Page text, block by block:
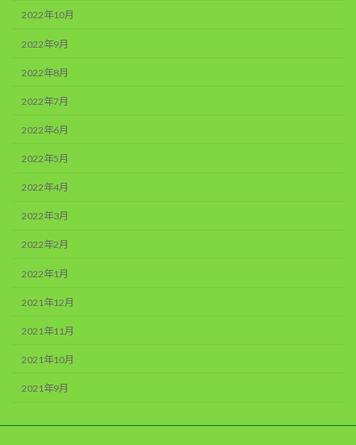
2022年10月
2022年9月
2022年8月
2022年7月
2022年6月
2022年5月
2022年4月
2022年3月
2022年2月
2022年1月
2021年12月
2021年11月
2021年10月
2021年9月